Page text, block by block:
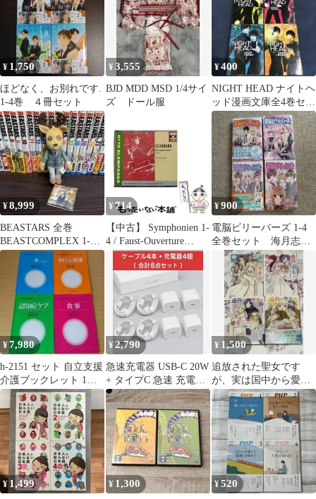
¥ 1,750
ほどなく、お別れです.
1-4巻 ４冊セット
¥3,555
BJD MDD MSD 1/4サイ
ズ ドール服
¥400
NIGHT HEAD ナイトヘ
ッド漫画文庫全4巻セッ
ト 立野真琴 飯田譲
治
¥8,999
BEASTARS 全巻
BEASTCOMPLEX 1-4
巻 + ルイ ぬいぐるみ
¥ 714
【中古】 Symphonien 1-
4 / Faust-Ouverture
[import] / Otto
Klemperer、Robert
Schumann、
Philharmonia Orchestra、
New Philharmonia
Orchestra
¥900
電脳ビリーバーズ 1-4
全巻セット 海月志穂
¥7,980
h-2151 セット 自立支援
介護ブックレット 1〜4
水 歩行と排泄 認知症
¥2,790
急速充電器 USB-C 20W
+ タイプC 急速 充電ケ
ーブル 1M 4セット
¥ 1,500
追放された聖女です
が、実は国中から愛さ
れすぎてて怖いんです
けど!? 1〜4巻
¥ 1,499 ¥ 1,300 ¥520